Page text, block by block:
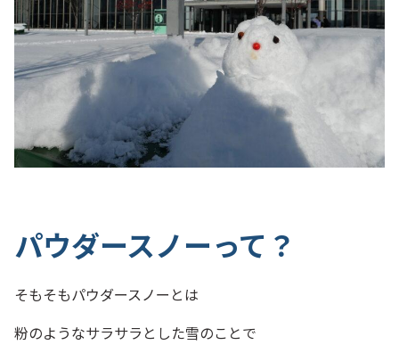
パウダースノーって？
そもそもパウダースノーとは
粉のようなサラサラとした雪のことで